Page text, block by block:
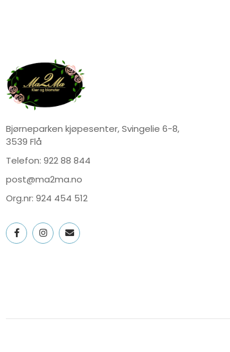
Bjørneparken kjøpesenter, Svingelie 6-8,
3539 Flå
Telefon: 922 88 844
post@ma2ma.no
Org.nr: 924 454 512